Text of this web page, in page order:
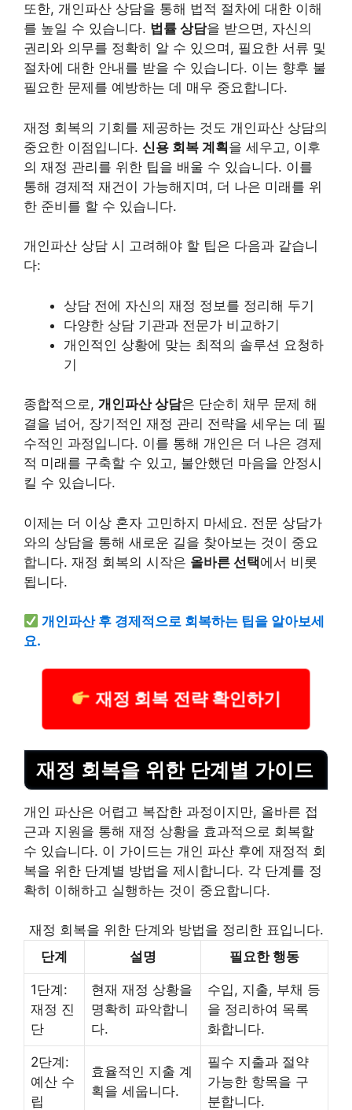
또한, 개인파산 상담을 통해 법적 절차에 대한 이해
를 높일 수 있습니다. 법률 상담을 받으면, 자신의
권리와 의무를 정확히 알 수 있으며, 필요한 서류 및
절차에 대한 안내를 받을 수 있습니다. 이는 향후 불
필요한 문제를 예방하는 데 매우 중요합니다.
재정 회복의 기회를 제공하는 것도 개인파산 상담의
중요한 이점입니다. 신용 회복 계획을 세우고, 이후
의 재정 관리를 위한 팁을 배울 수 있습니다. 이를
통해 경제적 재건이 가능해지며, 더 나은 미래를 위
한 준비를 할 수 있습니다.
개인파산 상담 시 고려해야 할 팁은 다음과 같습니
다:
상담 전에 자신의 재정 정보를 정리해 두기
다양한 상담 기관과 전문가 비교하기
개인적인 상황에 맞는 최적의 솔루션 요청하
기
종합적으로, 개인파산 상담은 단순히 채무 문제 해
결을 넘어, 장기적인 재정 관리 전략을 세우는 데 필
수적인 과정입니다. 이를 통해 개인은 더 나은 경제
적 미래를 구축할 수 있고, 불안했던 마음을 안정시
킬 수 있습니다.
이제는 더 이상 혼자 고민하지 마세요. 전문 상담가
와의 상담을 통해 새로운 길을 찾아보는 것이 중요
합니다. 재정 회복의 시작은 올바른 선택에서 비롯
됩니다.
개인파산 후 경제적으로 회복하는 팁을 알아보세
요.
재정 회복 전략 확인하기
재정 회복을 위한 단계별 가이드
개인 파산은 어렵고 복잡한 과정이지만, 올바른 접
근과 지원을 통해 재정 상황을 효과적으로 회복할
수 있습니다. 이 가이드는 개인 파산 후에 재정적 회
복을 위한 단계별 방법을 제시합니다. 각 단계를 정
확히 이해하고 실행하는 것이 중요합니다.
재정 회복을 위한 단계와 방법을 정리한 표입니다.
단계
설명 필요한 행동
1단계:
재정 진
단
현재 재정 상황을
명확히 파악합니
다.
수입, 지출, 부채 등
을 정리하여 목록
화합니다.
2단계:
예산 수
립
효율적인 지출 계
획을 세웁니다.
필수 지출과 절약
가능한 항목을 구
분합니다.